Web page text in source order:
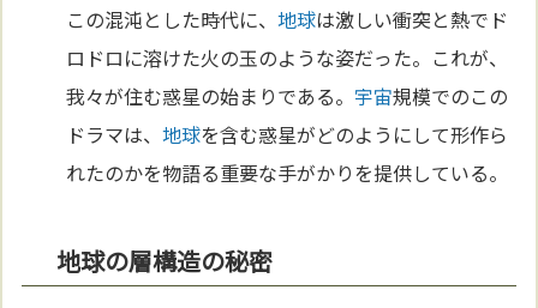
この混沌とした時代に、地球は激しい衝突と熱でド
ロドロに溶けた火の玉のような姿だった。これが、
我々が住む惑星の始まりである。 宇宙規模でのこの
ドラマは、地球を含む惑星がどのようにして形作ら
れたのかを物語る重要な手がかりを提供している。
地球の層構造の秘密